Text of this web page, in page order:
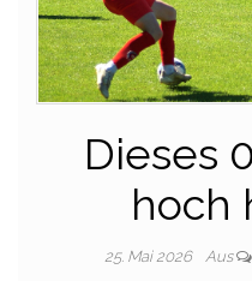
Dieses
hoch
25. Mai 2026 Aus